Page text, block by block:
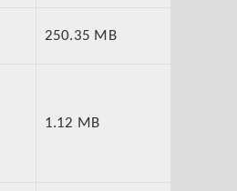
250.35 MB
1.12 MB